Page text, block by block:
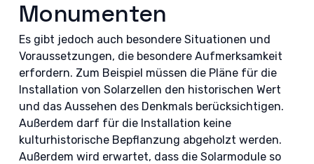
Monumenten
Es gibt jedoch auch besondere Situationen und
Voraussetzungen, die besondere Aufmerksamkeit
erfordern. Zum Beispiel müssen die Pläne für die
Installation von Solarzellen den historischen Wert
und das Aussehen des Denkmals berücksichtigen.
Außerdem darf für die Installation keine
kulturhistorische Bepflanzung abgeholzt werden.
Außerdem wird erwartet, dass die Solarmodule so